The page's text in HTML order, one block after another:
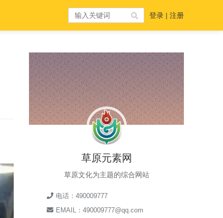
登录 | 注册
草原元素网
草原文化为主题的综合网站
电话：490009777
EMAIL：490009777@qq.com